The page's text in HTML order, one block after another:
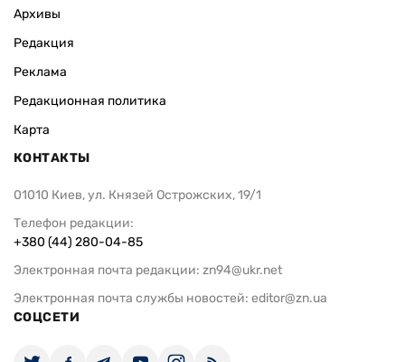
Архивы
Редакция
Реклама
Редакционная политика
Карта
КОНТАКТЫ
01010 Киев, ул. Князей Острожских, 19/1
Телефон редакции:
+380 (44) 280-04-85
Электронная почта редакции: zn94@ukr.net
Электронная почта службы новостей: editor@zn.ua
СОЦСЕТИ